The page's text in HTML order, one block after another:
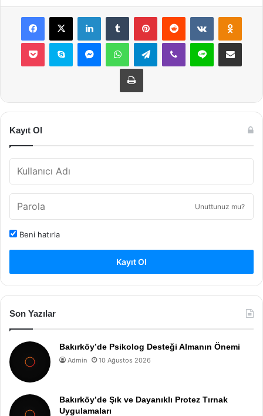
Facebook
X LinkedInTumblr PinterestReddit VKontakte
Pocket Skype MessengerWhatsAppTelegramViber Line E-Posta ile
Yazdır
Kayıt Ol
Unuttunuz mu?
Beni hatırla
Kayıt Ol
Son Yazılar
Bakırköy’de Psikolog Desteği Almanın Önemi
Admin 10 Ağustos 2026
Bakırköy’de Şık ve Dayanıklı Protez Tırnak
Uygulamaları